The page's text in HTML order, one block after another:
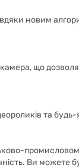
новим
що
та
Ви